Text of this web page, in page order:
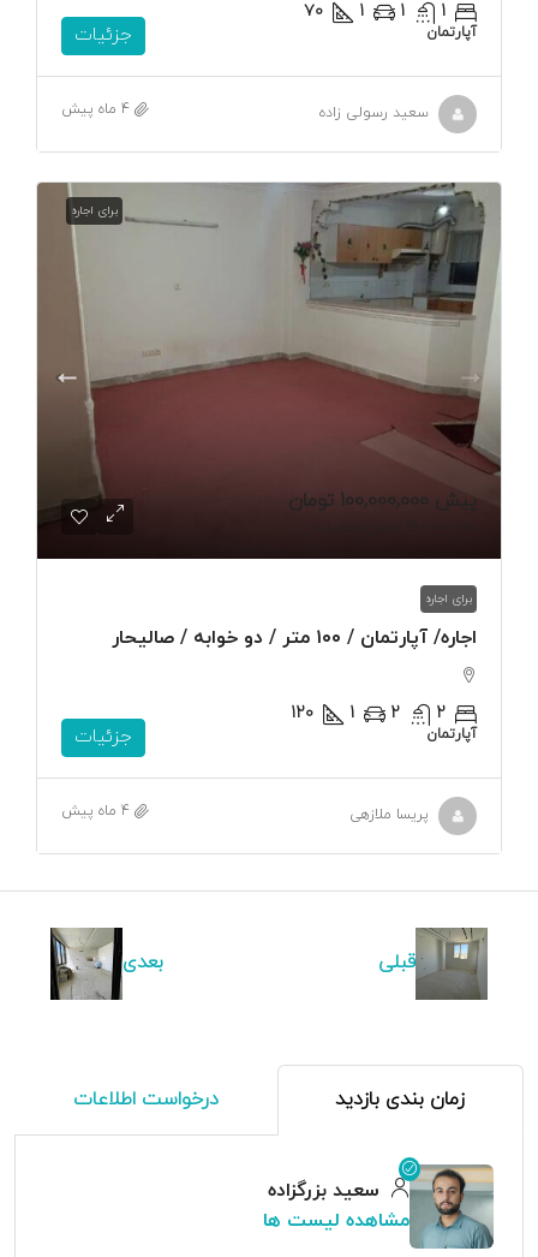
1
1
1 ۷۰
آپارتمان جزئیات
سعید رسولی زاده 4 ماه پیش
برای اجاره
پیش 100,000,000 تومان
برای اجاره
اجاره/ آپارتمان / ۱۰۰ متر / دو خوابه / صالیحار
2
2
1
120
آپارتمان جزئیات
پریسا ملازهی 4 ماه پیش
قبلی بعدی
زمان بندی بازدید درخواست اطلاعات
سعید بزرگزاده
مشاهده لیست ها